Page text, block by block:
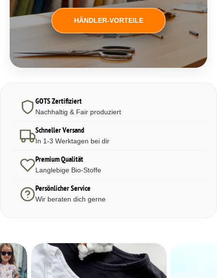
HÄNDLER-VORTEILE
GOTS Zertifiziert
Nachhaltig & Fair produziert
Schneller Versand
In 1-3 Werktagen bei dir
Premium Qualität
Langlebige Bio-Stoffe
Persönlicher Service
Wir beraten dich gerne